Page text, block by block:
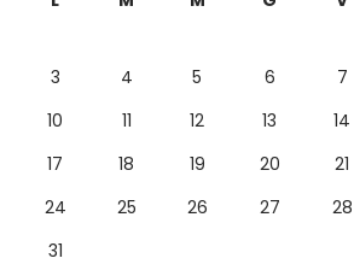
3
4 5 6 7
10
11 12 13 14
17
18 19 20 21
24
25 26 27 28
31